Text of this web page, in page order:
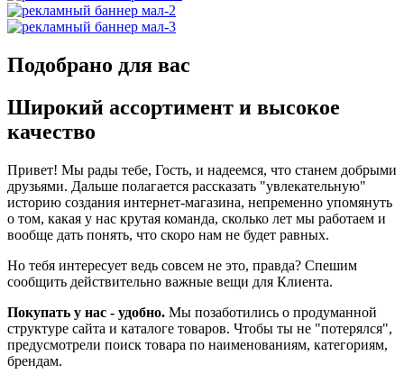
Подобрано для вас
Широкий ассортимент и высокое
качество
Привет! Мы рады тебе, Гость, и надеемся, что станем добрыми
друзьями. Дальше полагается рассказать "увлекательную"
историю создания интернет-магазина, непременно упомянуть
о том, какая у нас крутая команда, сколько лет мы работаем и
вообще дать понять, что скоро нам не будет равных.
Но тебя интересует ведь совсем не это, правда? Спешим
сообщить действительно важные вещи для Клиента.
Покупать у нас - удобно. Мы позаботились о продуманной
структуре сайта и каталоге товаров. Чтобы ты не "потерялся",
предусмотрели поиск товара по наименованиям, категориям,
брендам.